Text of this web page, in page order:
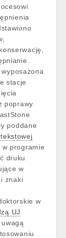
stacje
poprawy
poddane
w programie
druku
w
znaki
w
UJ